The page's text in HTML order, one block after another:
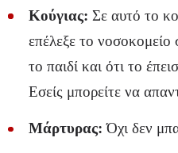
Κούγιας: Σε αυτό το
επέλεξε το
το παιδί και ότι το
Εσείς μπορείτε να
Μάρτυρας: Όχι δεν